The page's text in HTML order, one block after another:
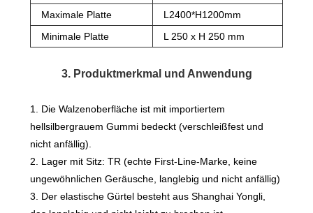
Maximale Platte
L2400*H1200mm
Minimale Platte
L 250 x H 250 mm
3. Produktmerkmal und Anwendung
1. Die Walzenoberfläche ist mit importiertem
hellsilbergrauem Gummi bedeckt (verschleißfest und
nicht anfällig).
2. Lager mit Sitz: TR (echte First-Line-Marke, keine
ungewöhnlichen Geräusche, langlebig und nicht anfällig)
3. Der elastische Gürtel besteht aus Shanghai Yongli,